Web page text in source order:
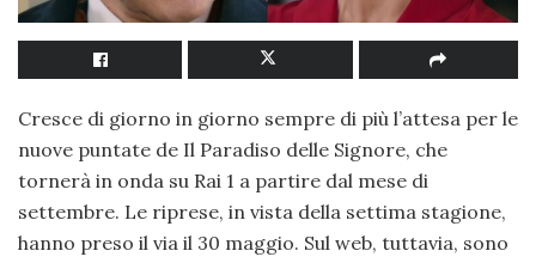
Cresce di giorno in giorno sempre di più l’attesa per le
nuove puntate de Il Paradiso delle Signore, che
tornerà in onda su Rai 1 a partire dal mese di
settembre. Le riprese, in vista della settima stagione,
hanno preso il via il 30 maggio. Sul web, tuttavia, sono